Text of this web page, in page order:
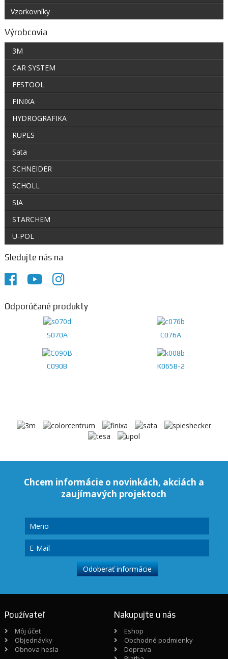
Vzorkovníky
Výrobcovia
3M
CAR SYSTEM
FESTOOL
FINIXA
HYDROGRAFIKA
RUPES
Sata
SCHNEIDER
SCHOLL
SIA
STARCHEM
U-POL
Sledujte nás na
Odporúčané produkty
S070A C076A
C090B K065B-2
Chcem informácie o novinkách, akciách a
zaujímavých projektoch
Používateľ
Môj účet
Objednávky
Obnova hesla
Nakupujte u nás
Eshop
Obchodné podmienky
Doprava